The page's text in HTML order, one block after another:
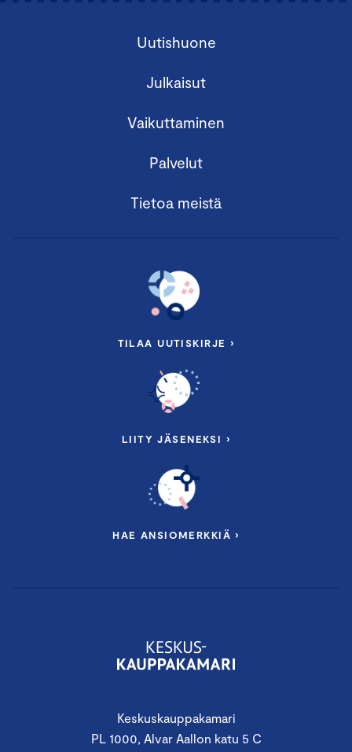
Keskuskauppakamari
PL 1000, Alvar Aallon katu 5 C
Uutishuone
Julkaisut
Vaikuttaminen
Palvelut
Tietoa meistä
TILAA UUTISKIRJE ›
LIITY JÄSENEKSI ›
HAE ANSIOMERKKIÄ ›